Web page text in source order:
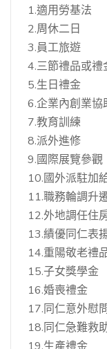
1.適用勞基法
2.周休二日
3.員工旅遊
4.三節禮品或禮
5.生日禮金
6.企業內創業協
7.教育訓練
8.派外進修
9.國際展覽參觀
10.國外派駐加
11.職務輪調升
12.外地調任住
13.績優同仁表
14.重陽敬老禮
15.子女獎學金
16.婚喪禮金
17.同仁意外慰
18.同仁急難救
19.生產禮金